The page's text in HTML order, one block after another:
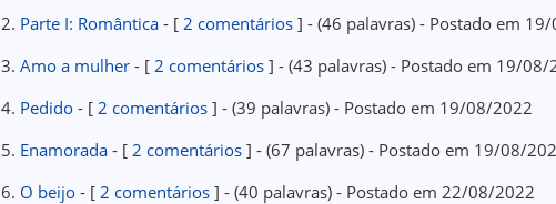
2. Parte I: Romântica - [2 comentários ] - (46 palavras) - Postado em
3.Amo a mulher- [2 comentários ] - (43 palavras) - Postado em 19/08/
4. Pedido - [2 comentários ] - (39 palavras) - Postado em 19/08/2022
5. Enamorada - [2 comentários ] - (67 palavras) - Postado em 19/08/
6. O beijo - [2 comentários ] - (40 palavras) - Postado em 22/08/2022